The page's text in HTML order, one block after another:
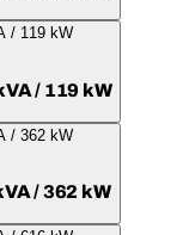
/ 119 kW
/ 362 kW